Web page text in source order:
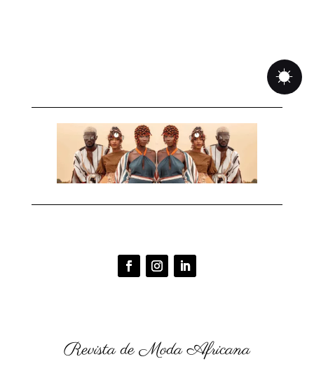
Revista de Moda Africana